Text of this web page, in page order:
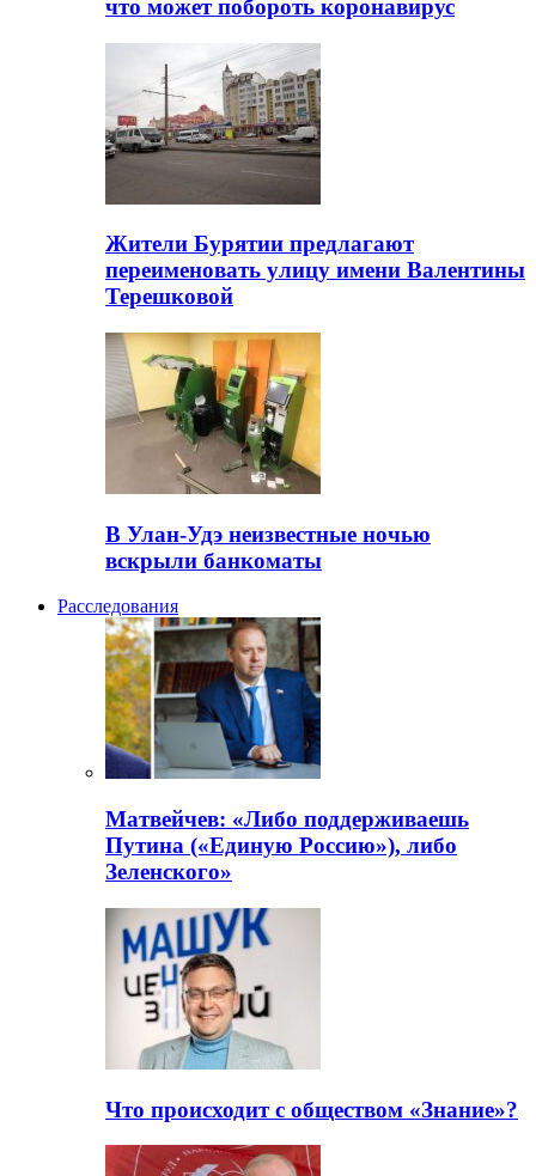
что может побороть коронавирус
Жители Бурятии предлагают
переименовать улицу имени Валентины
Терешковой
В Улан-Удэ неизвестные ночью
вскрыли банкоматы
Расследования
Матвейчев: «Либо поддерживаешь
Путина («Единую Россию»), либо
Зеленского»
Что происходит с обществом «Знание»?